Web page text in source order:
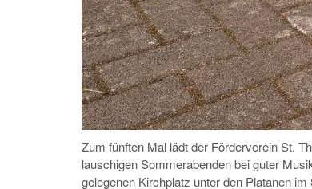
Zum fünften Mal lädt der Förderverein St.
lauschigen Sommerabenden bei guter
gelegenen Kirchplatz unter den Platanen